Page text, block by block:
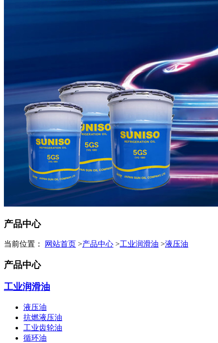
产品中心
当前位置： 网站首页 >产品中心 >工业润滑油 >液压油
产品中心
工业润滑油
液压油
抗燃液压油
工业齿轮油
循环油